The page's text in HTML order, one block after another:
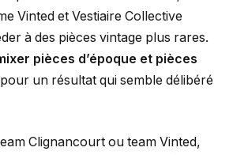
Vinted et Vestiaire Collective
à des pièces vintage plus rares.
pièces d’époque et pièces
pour un résultat qui semble délibéré
Clignancourt ou team Vinted,